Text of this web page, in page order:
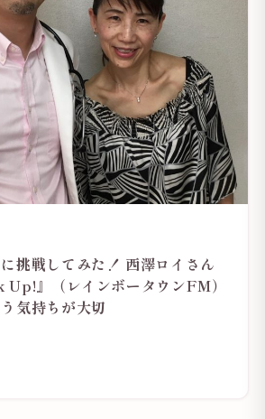
挑戦してみた！ 西澤ロイさん
Up!』（レインボータウンFM）
気持ちが大切